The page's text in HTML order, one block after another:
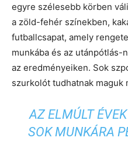
egyre szélesebb körben
a zöld-fehér színekben,
futballcsapat, amely
munkába és az utánpótlás-
az eredményeiken. Sok
szurkolót tudhatnak maguk
AZ ELMÚLT
SOK MUNKÁRA